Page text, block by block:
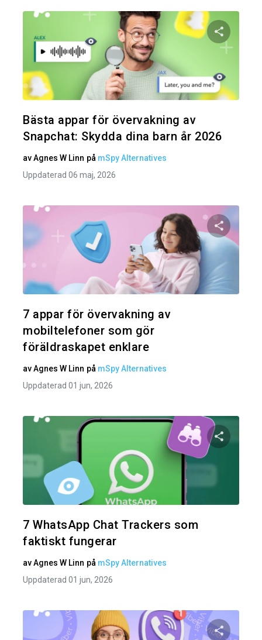
Dela
Bästa appar för övervakning av
Snapchat: Skydda dina barn år 2026
avAgnes W Linn på mSpy Alternatives
Uppdaterad 06 maj, 2026
Dela
7 appar för övervakning av
mobiltelefoner som gör
föräldraskapet enklare
avAgnes W Linn på mSpy Alternatives
Uppdaterad 01 jun, 2026
7 WhatsApp Chat Trackers som
faktiskt fungerar
avAgnes W Linn på mSpy Alternatives
Uppdaterad 01 jun, 2026